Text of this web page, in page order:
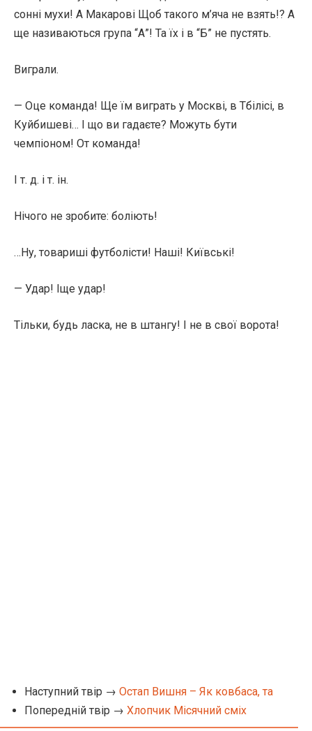
сонні мухи! А Макарові Щоб такого м’яча не взять!? А
ще називаються група “А”! Та їх і в “Б” не пустять.
Виграли.
— Оце команда! Ще їм виграть у Москві, в Тбілісі, в
Куйбишеві… І що ви гадаєте? Можуть бути
чемпіоном! От команда!
І т. д. і т. ін.
Нічого не зробите: боліють!
…Ну, товариші футболісти! Наші! Київські!
— Удар! Іще удар!
Тільки, будь ласка, не в штангу! І не в свої ворота!
Наступний твір → Остап Вишня – Як ковбаса, та
Попередній твір → Хлопчик Місячний сміх